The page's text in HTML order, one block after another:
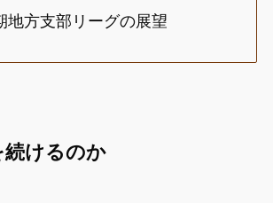
地方支部リーグの展望
けるのか